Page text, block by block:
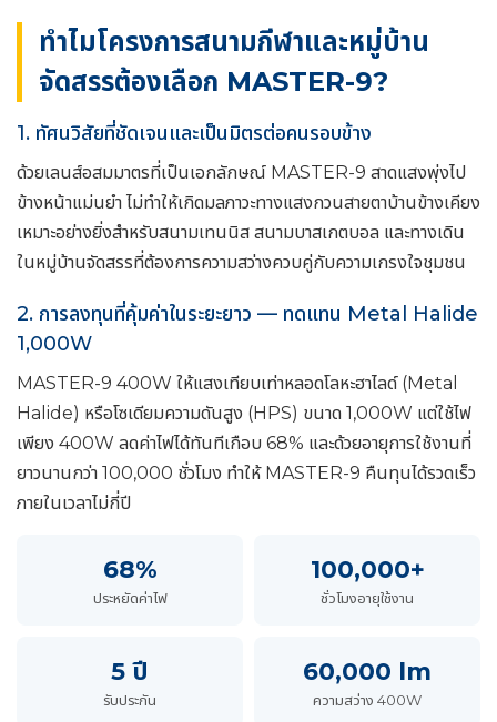
ทำไมโครงการสนามกีฬาและหมู่บ้าน
จัดสรรต้องเลือก MASTER-9?
1. ทัศนวิสัยที่ชัดเจนและเป็นมิตรต่อคนรอบข้าง
ด้วยเลนส์อสมมาตรที่เป็นเอกลักษณ์ MASTER-9 สาดแสงพุ่งไป
ข้างหน้าแม่นยำ ไม่ทำให้เกิดมลภาวะทางแสงกวนสายตาบ้านข้างเคียง
เหมาะอย่างยิ่งสำหรับสนามเทนนิส สนามบาสเกตบอล และทางเดิน
ในหมู่บ้านจัดสรรที่ต้องการความสว่างควบคู่กับความเกรงใจชุมชน
2. การลงทุนที่คุ้มค่าในระยะยาว — ทดแทน Metal Halide
1,000W
MASTER-9 400W ให้แสงเทียบเท่าหลอดโลหะฮาไลด์ (Metal
Halide) หรือโซเดียมความดันสูง (HPS) ขนาด 1,000W แต่ใช้ไฟ
เพียง 400W ลดค่าไฟได้ทันทีเกือบ 68% และด้วยอายุการใช้งานที่
ยาวนานกว่า 100,000 ชั่วโมง ทำให้ MASTER-9 คืนทุนได้รวดเร็ว
ภายในเวลาไม่กี่ปี
68%
ประหยัดค่าไฟ
100,000+
ชั่วโมงอายุใช้งาน
5 ปี
รับประกัน
60,000 lm
ความสว่าง 400W